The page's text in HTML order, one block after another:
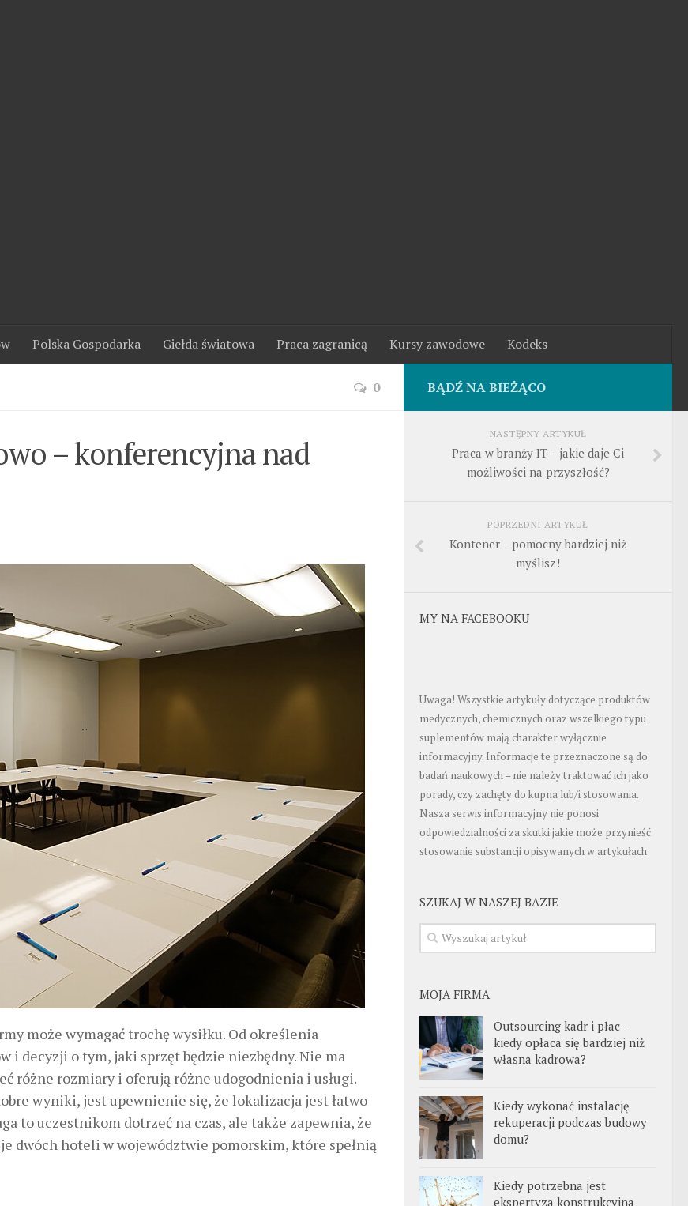
Polska Gospodarka Giełda światowa Praca zagranicą Kursy zawodowe Kodeks
0
– konferencyjna nad
może wymagać trochę wysiłku. Od określenia
decyzji o tym, jaki sprzęt będzie niezbędny. Nie ma
różne rozmiary i oferują różne udogodnienia i usługi.
wyniki, jest upewnienie się, że lokalizacja jest łatwo
to uczestnikom dotrzeć na czas, ale także zapewnia, że
dwóch hoteli w województwie pomorskim, które spełnią
BĄDŹ NA BIEŻĄCO
NASTĘPNY ARTYKUŁ
Praca w branży IT – jakie daje Ci
możliwości na przyszłość?
POPRZEDNI ARTYKUŁ
Kontener – pomocny bardziej niż
myślisz!
MY NA FACEBOOKU
Uwaga! Wszystkie artykuły dotyczące produktów
medycznych, chemicznych oraz wszelkiego typu
suplementów mają charakter wyłącznie
informacyjny. Informacje te przeznaczone są do
badań naukowych – nie należy traktować ich jako
porady, czy zachęty do kupna lub/i stosowania.
Nasza serwis informacyjny nie ponosi
odpowiedzialności za skutki jakie może przynieść
stosowanie substancji opisywanych w artykułach
SZUKAJ W NASZEJ BAZIE
MOJA FIRMA
Outsourcing kadr i płac –
kiedy opłaca się bardziej niż
własna kadrowa?
Kiedy wykonać instalację
rekuperacji podczas budowy
domu?
Kiedy potrzebna jest
ekspertyza konstrukcyjna